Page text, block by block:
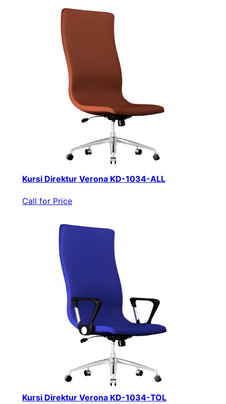
Kursi Direktur Verona KD-1034-ALL
Call for Price
Kursi Direktur Verona KD-1034-TOL